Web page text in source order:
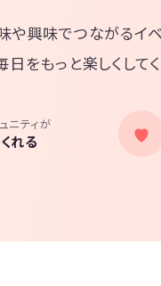
興味でつながるイベ
をもっと楽しくしてく
ニティが
れる